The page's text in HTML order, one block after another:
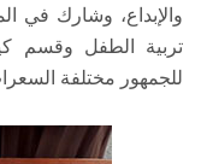
والإبداع، وشارك في
تربية الطفل وقسم
للجمهور مختلفة